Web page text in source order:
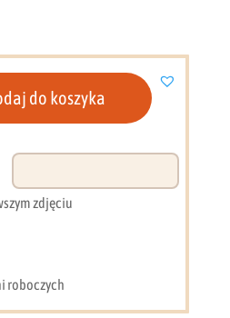
do koszyka
zdjęciu
roboczych